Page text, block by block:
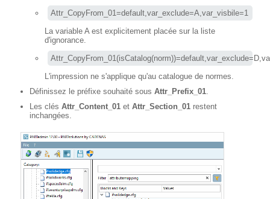
Attr_CopyFrom_01=default,var_exclude=A,var_visbile=1
La variable A est explicitement placée sur la liste
d'ignorance.
L'impression ne s'applique qu'au catalogue de normes.
Définissez le préfixe souhaité sous Attr_Prefix_01.
Les clés Attr_Content_01 et Attr_Section_01 restent
inchangées.